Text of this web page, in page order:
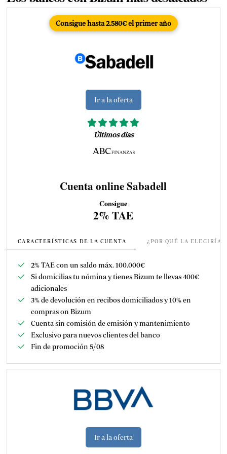
Consigue hasta 2.580€ el primer año
Ir a la oferta
Últimos días
Cuenta online Sabadell
Consigue
2% TAE
CARACTERÍSTICAS DE LA CUENTA ¿POR QUÉ LA
2% TAE con un saldo máx. 100.000€
Si domicilias tu nómina y tienes Bizum te llevas 400€
adicionales
3% de devolución en recibos domiciliados y 10% en
compras on Bizum
Cuenta sin comisión de emisión y mantenimiento
Exclusivo para nuevos clientes del banco
Fin de promoción 5/08
Ir a la oferta